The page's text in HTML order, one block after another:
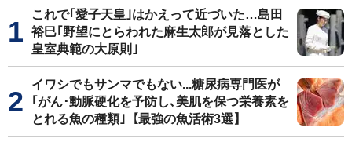
これで｢愛子天皇｣はかえって近づいた…島田
裕巳｢野望にとらわれた麻生太郎が見落とした
皇室典範の大原則｣
イワシでもサンマでもない...糖尿病専門医が
｢がん･動脈硬化を予防し､美肌を保つ栄養素を
とれる魚の種類｣【最強の魚活術3選】